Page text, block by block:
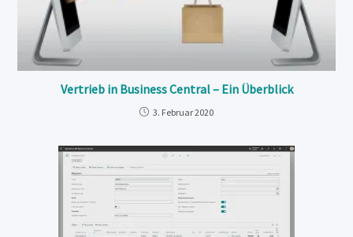
Vertrieb in Business Central – Ein Überblick
3. Februar 2020